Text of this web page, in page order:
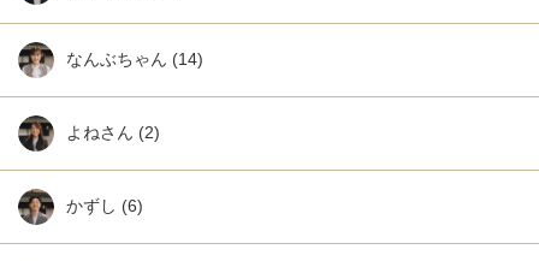
なんぶちゃん (14)
よねさん (2)
かずし (6)